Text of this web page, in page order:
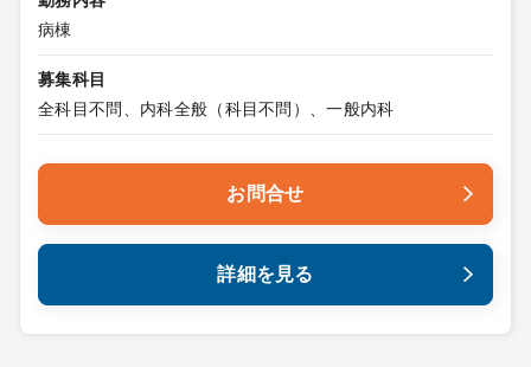
病棟
募集科目
全科目不問、内科全般（科目不問）、一般内科
お問合せ
詳細を見る